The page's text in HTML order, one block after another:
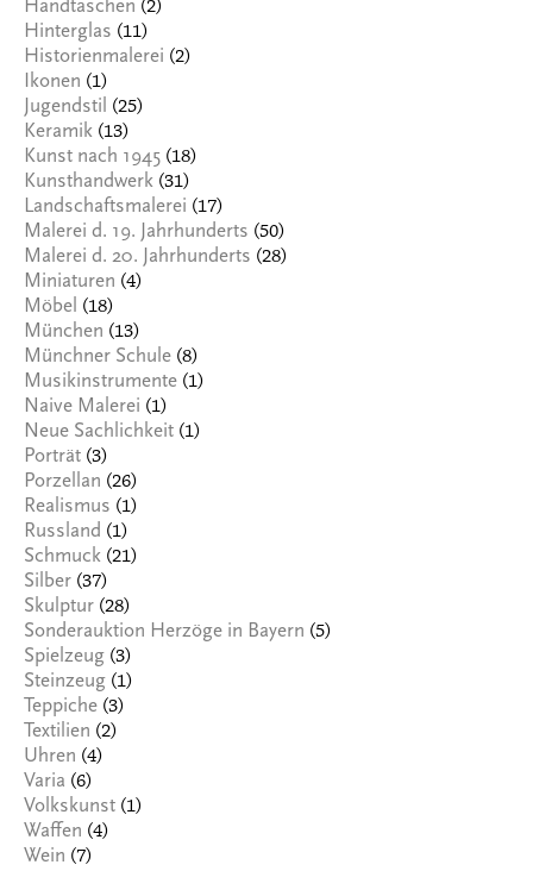
Handtaschen (2)
Hinterglas (11)
Historienmalerei (2)
Ikonen (1)
Jugendstil (25)
Keramik (13)
Kunst nach 1945 (18)
Kunsthandwerk (31)
Landschaftsmalerei (17)
Malerei d. 19. Jahrhunderts (50)
Malerei d. 20. Jahrhunderts (28)
Miniaturen (4)
Möbel (18)
München (13)
Münchner Schule (8)
Musikinstrumente (1)
Naive Malerei (1)
Neue Sachlichkeit (1)
Porträt (3)
Porzellan (26)
Realismus (1)
Russland (1)
Schmuck (21)
Silber (37)
Skulptur (28)
Sonderauktion Herzöge in Bayern (5)
Spielzeug (3)
Steinzeug (1)
Teppiche (3)
Textilien (2)
Uhren (4)
Varia (6)
Volkskunst (1)
Waffen (4)
Wein (7)